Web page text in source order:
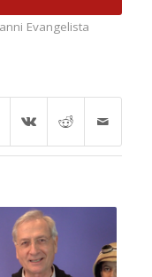
Evangelista